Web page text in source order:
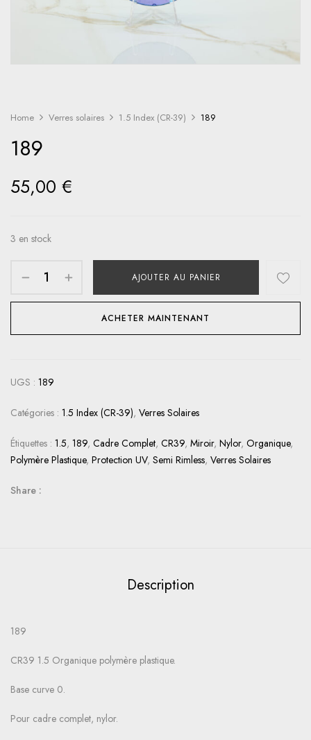
Home Verres solaires 1.5 Index (CR-39) 189
189
55,00 €
3 en stock
AJOUTER AU PANIER
ACHETER MAINTENANT
UGS : 189
Catégories : 1.5 Index (CR-39), Verres Solaires
Étiquettes : 1.5, 189, Cadre Complet, CR39, Miroir, Nylor, Organique,
Polymère Plastique, Protection UV, Semi Rimless, Verres Solaires
Share :
Description
189
CR39 1.5 Organique polymère plastique.
Base curve 0.
Pour cadre complet, nylor.